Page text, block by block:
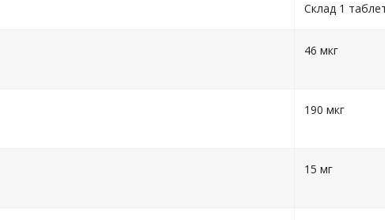
Склад 1
46 мкг
190 мкг
15 мг